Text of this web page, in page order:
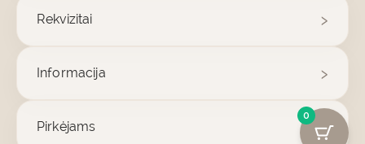
Rekvizitai
Informacija
Pirkėjams
0